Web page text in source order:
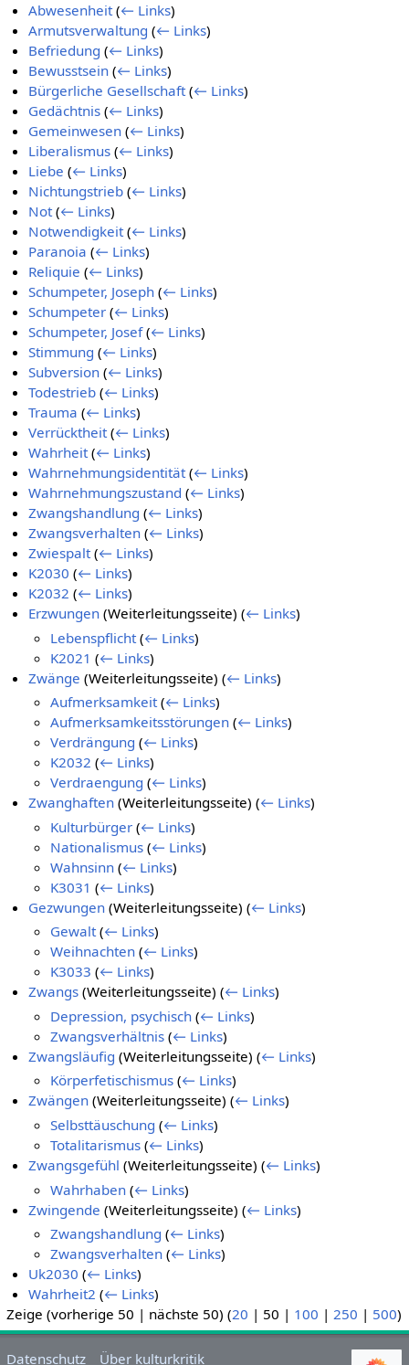
Abwesenheit (← Links)
Armutsverwaltung (← Links)
Befriedung (← Links)
Bewusstsein (← Links)
Bürgerliche Gesellschaft (← Links)
Gedächtnis (← Links)
Gemeinwesen (← Links)
Liberalismus (← Links)
Liebe (← Links)
Nichtungstrieb (← Links)
Not (← Links)
Notwendigkeit (← Links)
Paranoia (← Links)
Reliquie (← Links)
Schumpeter, Joseph (← Links)
Schumpeter (← Links)
Schumpeter, Josef (← Links)
Stimmung (← Links)
Subversion (← Links)
Todestrieb (← Links)
Trauma (← Links)
Verrücktheit (← Links)
Wahrheit (← Links)
Wahrnehmungsidentität (← Links)
Wahrnehmungszustand (← Links)
Zwangshandlung (← Links)
Zwangsverhalten (← Links)
Zwiespalt (← Links)
K2030 (← Links)
K2032 (← Links)
Erzwungen (Weiterleitungsseite)(← Links)
Lebenspflicht (← Links)
K2021 (← Links)
Zwänge (Weiterleitungsseite)(← Links)
Aufmerksamkeit (← Links)
Aufmerksamkeitsstörungen (← Links)
Verdrängung (← Links)
K2032 (← Links)
Verdraengung (← Links)
Zwanghaften (Weiterleitungsseite)(← Links)
Kulturbürger (← Links)
Nationalismus (← Links)
Wahnsinn (← Links)
K3031 (← Links)
Gezwungen (Weiterleitungsseite)(← Links)
Gewalt (← Links)
Weihnachten (← Links)
K3033 (← Links)
Zwangs (Weiterleitungsseite)(← Links)
Depression, psychisch (← Links)
Zwangsverhältnis (← Links)
Zwangsläufig (Weiterleitungsseite)(← Links)
Körperfetischismus (← Links)
Zwängen (Weiterleitungsseite)(← Links)
Selbsttäuschung (← Links)
Totalitarismus (← Links)
Zwangsgefühl (Weiterleitungsseite)(← Links)
Wahrhaben (← Links)
Zwingende (Weiterleitungsseite)(← Links)
Zwangshandlung (← Links)
Zwangsverhalten (← Links)
Uk2030 (← Links)
Wahrheit2 (← Links)
Zeige (vorherige 50 | nächste 50) (20 | 50 | 100 | 250 | 500)
Datenschutz Über kulturkritik